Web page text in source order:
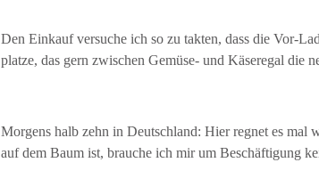
Den Einkauf versuche ich so zu takten, dass die Vor-
platze, das gern zwischen Gemüse- und Käseregal die
Morgens halb zehn in Deutschland: Hier regnet es mal
auf dem Baum ist, brauche ich mir um Beschäftigung